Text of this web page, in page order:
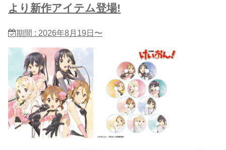
より新作アイテム登場!
期間 : 2026年8月19日〜